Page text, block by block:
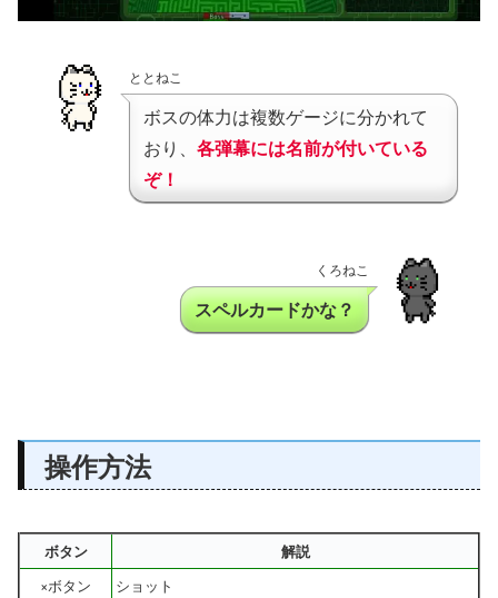
ととねこ
ボスの体力は複数ゲージに分かれて
おり、 各弾幕には名前が付いている
ぞ！
くろねこ
スペルカードかな？
操作方法
ボタン 解説
×ボタン
ショット